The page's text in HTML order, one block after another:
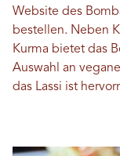
Website des
bestellen. Neben
Kurma bietet das
Auswahl an
das Lassi ist